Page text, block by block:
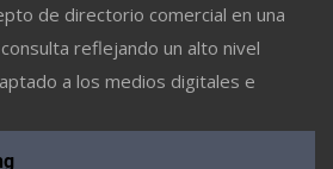
de directorio comercial en una
reflejando un alto nivel
a los medios digitales e